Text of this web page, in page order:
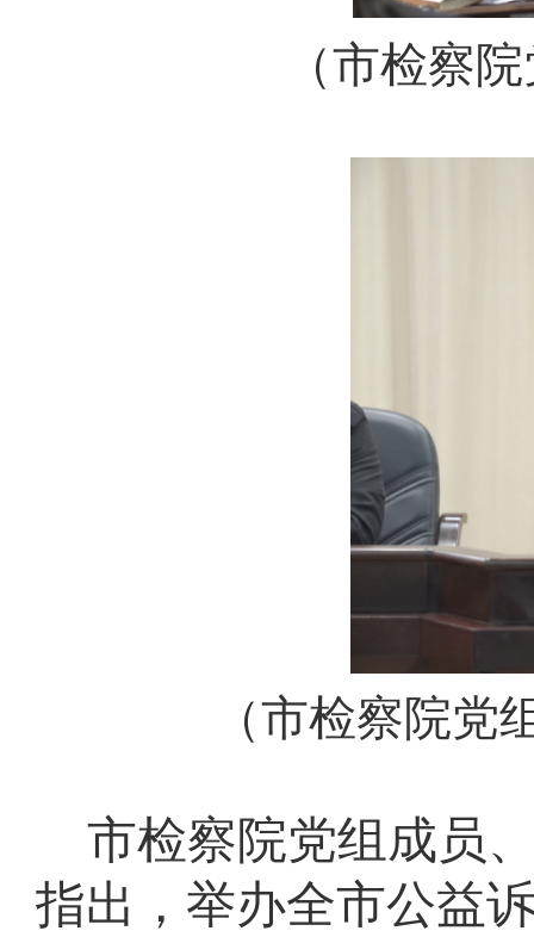
（市检察
（市检察院
市检察院党组成员
指出，举办全市公益